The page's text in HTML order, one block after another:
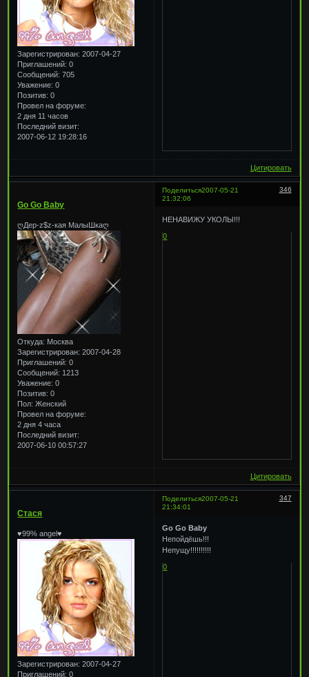
Зарегистрирован: 2007-04-27
Приглашений: 0
Сообщений: 705
Уважение: 0
Позитив: 0
Провел на форуме:
2 дня 11 часов
Последний визит:
2007-06-12 19:28:16
Цитировать
Поделиться 346
2007-05-21
21:32:06
Go Go Baby
ღДер-z$z-кая МалыШкаღ
Откуда: Москва
Зарегистрирован: 2007-04-28
Приглашений: 0
Сообщений: 1213
Уважение: 0
Позитив: 0
Пол: Женский
Провел на форуме:
2 дня 4 часа
Последний визит:
2007-06-10 00:57:27
НЕНАВИЖУ УКОЛЫ!!!
0
Цитировать
Поделиться 347
2007-05-21
21:34:01
Стася
♥99% angel♥
Зарегистрирован: 2007-04-27
Приглашений: 0
Go Go Baby
Непойдёшь!!!
Непущу!!!!!!!!!!
0